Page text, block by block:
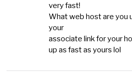
very fast!
What web host are you
your
associate link for your
up as fast as yours lol